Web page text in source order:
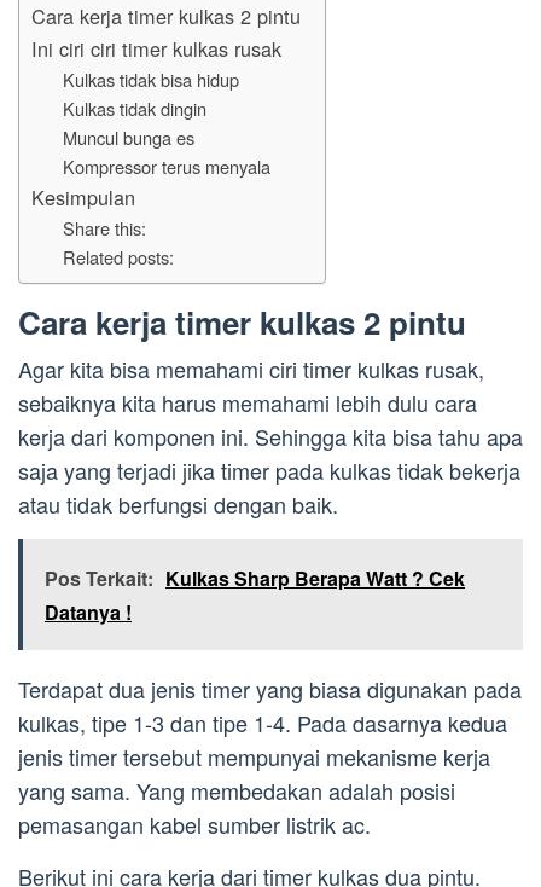
Cara kerja timer kulkas 2 pintu
Ini ciri ciri timer kulkas rusak
Kulkas tidak bisa hidup
Kulkas tidak dingin
Muncul bunga es
Kompressor terus menyala
Kesimpulan
Share this:
Related posts:
Cara kerja timer kulkas 2 pintu
Agar kita bisa memahami ciri timer kulkas rusak,
sebaiknya kita harus memahami lebih dulu cara
kerja dari komponen ini. Sehingga kita bisa tahu apa
saja yang terjadi jika timer pada kulkas tidak bekerja
atau tidak berfungsi dengan baik.
Pos Terkait: Kulkas Sharp Berapa Watt ? Cek
Datanya !
Terdapat dua jenis timer yang biasa digunakan pada
kulkas, tipe 1-3 dan tipe 1-4. Pada dasarnya kedua
jenis timer tersebut mempunyai mekanisme kerja
yang sama. Yang membedakan adalah posisi
pemasangan kabel sumber listrik ac.
Berikut ini cara kerja dari timer kulkas dua pintu.